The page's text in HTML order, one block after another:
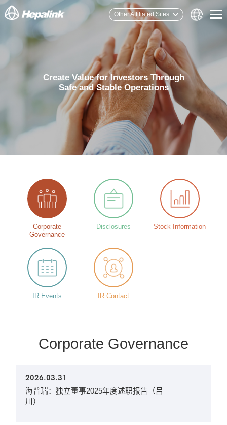
Other Affiliated Sites
Create Value for Investors Through
Safe and Stable Operations
Corporate
Governance
Disclosures Stock Information
IR Events IR Contact
Corporate Governance
2026.03.31
海普瑞：独立董事2025年度述职报告（吕
川）